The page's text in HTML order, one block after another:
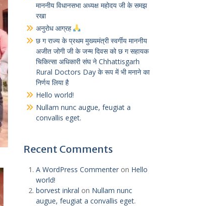
माननीय विधानसभा अध्यक्ष महोदय जी के समझ
रखा
अनुरोध आग्रह
छ ग राज्य के प्रथम मुख्यमंत्री स्वर्गीय माननीय
अजीत जोगी जी के जन्म दिवस को छ ग सहायक
चिकित्सा अधिकारी संघ ने Chhattisgarh
Rural Doctors Day के रूप में भी मनाने का
निर्णय लिया है
Hello world!
Nullam nunc augue, feugiat a
convallis eget.
Recent Comments
A WordPress Commenteron Hello
world!
borvest inkral on Nullam nunc
augue, feugiat a convallis eget.